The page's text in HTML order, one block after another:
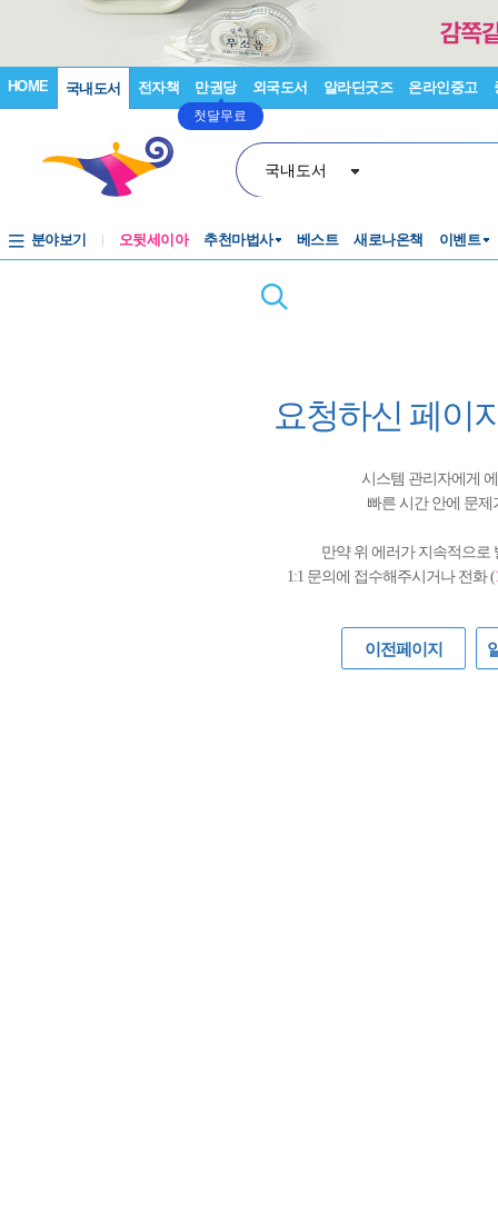
HOME 국내도서 전자책 만권당
첫달무료
외국도서 알라딘굿즈 온라인중고
국내도서
분야보기 오뒷세이아 추천마법사 베스트 새로나온책 이벤트
요청하신 페이
시스템 관리자에게
빠른 시간 안에 문
만약 위 에러가 지속적으로
1:1 문의에 접수해주시거나 전화 (
이전페이지